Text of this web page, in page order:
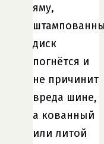
яму,
диск
погнётся и
не причинит
вреда шине,
а кованный
или литой